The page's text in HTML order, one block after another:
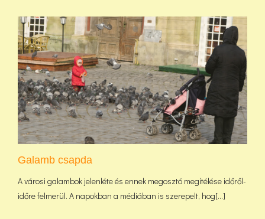
Galamb csapda
A városi galambok jelenléte és ennek megosztó megítélése időről-
időre felmerül. A napokban a médiában is szerepelt, hog[...]